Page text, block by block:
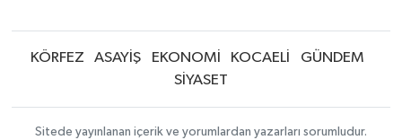
KÖRFEZ ASAYİŞ EKONOMİ KOCAELİ
GÜNDEM
SİYASET
Sitede yayınlanan içerik ve yorumlardan yazarları sorumludur.